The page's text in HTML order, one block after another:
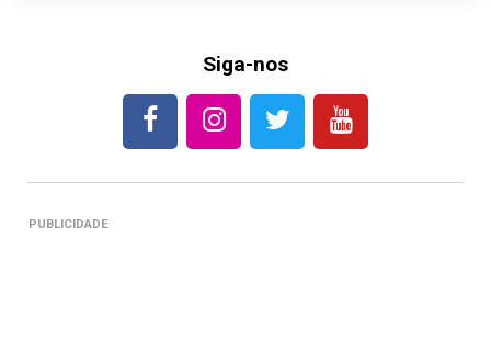
Siga-nos
PUBLICIDADE